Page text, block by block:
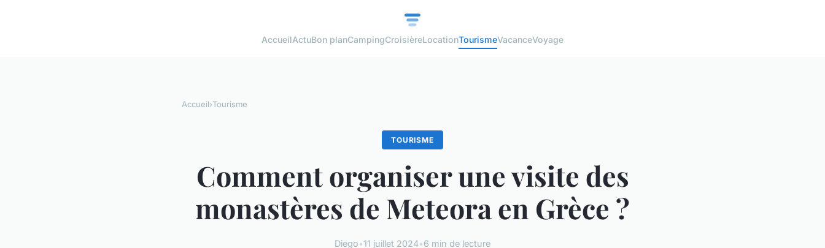
AccueilActuBon planCampingCroisièreLocationTourismeVacanceVoyage
Accueil›Tourisme
TOURISME
Comment organiser une visite des
monastères de Meteora en Grèce ?
Diego•11 juillet 2024•6 min de lecture